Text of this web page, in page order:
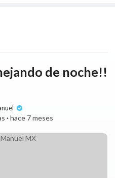
de noche!!
·hace 7 meses